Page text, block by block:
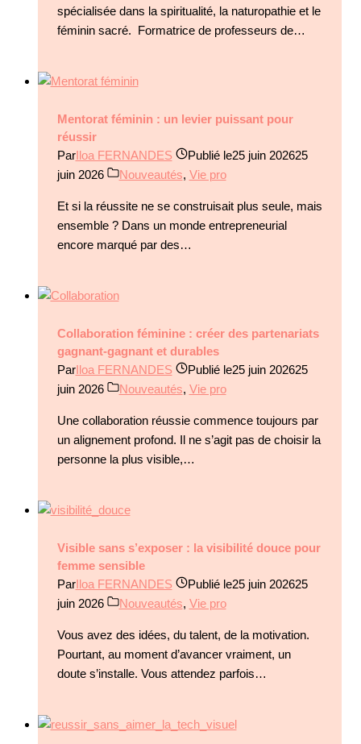
spécialisée dans la spiritualité, la naturopathie et le
féminin sacré. Formatrice de professeurs de…
Mentorat féminin : un levier puissant pour
réussir
ParIloa FERNANDES Publié le25 juin 202625
juin 2026
Nouveautés, Vie pro
Et si la réussite ne se construisait plus seule, mais
ensemble ? Dans un monde entrepreneurial
encore marqué par des…
Collaboration féminine : créer des partenariats
gagnant-gagnant et durables
ParIloa FERNANDES Publié le25 juin 202625
juin 2026
Nouveautés, Vie pro
Une collaboration réussie commence toujours par
un alignement profond. Il ne s’agit pas de choisir la
personne la plus visible,…
Visible sans s’exposer : la visibilité douce pour
femme sensible
ParIloa FERNANDES Publié le25 juin 202625
juin 2026
Nouveautés, Vie pro
Vous avez des idées, du talent, de la motivation.
Pourtant, au moment d’avancer vraiment, un
doute s’installe. Vous attendez parfois…